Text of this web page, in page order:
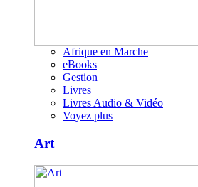
Afrique en Marche
eBooks
Gestion
Livres
Livres Audio & Vidéo
Voyez plus
Art